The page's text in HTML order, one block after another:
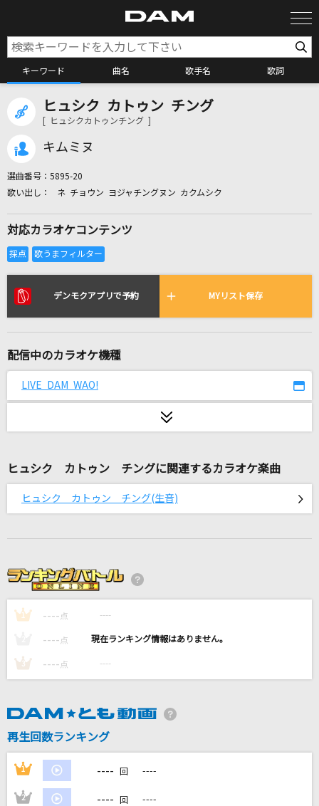
キーワード 曲名 歌手名 歌詞
カラオケ検索
リアルタイムで歌われている曲の一覧
やさしさで溢れるように
エリカ
[生音]again
YUI
Sanitizer
[良音]ちっぽけな勇気
FUNKY MONKEY BABYS
メント～
[生音]ピースサイン
米津玄師
[生音]夜明けの流星群
SCANDAL
ヒュシク カトゥン チング
[ ヒュシクカトゥンチング ]
キムミヌ
選曲番号： 5895-20
ネ チョウン ヨジャチングヌン カクムシク
対応カラオケコンテンツ
デンモクアプリで予約 MYリスト保存
配信中のカラオケ機種
LIVE DAM WAO!
ヒュシク カトゥン チングに関連するカラオケ楽曲
ヒュシク カトゥン チング(生音)
1 ---- 点 ----
---- 点 ----
3 ---- 点 ----
再生回数ランキング
1 ---- 回 ----
2 ---- 回 ----